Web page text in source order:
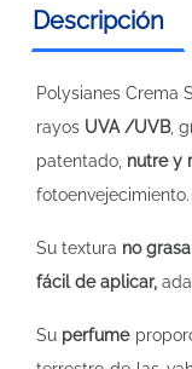
Descripción
Polysianes Crema
rayos UVA /UVB,
patentado, nutre y
fotoenvejecimiento.
Su textura no
fácil de aplicar,
Su perfume